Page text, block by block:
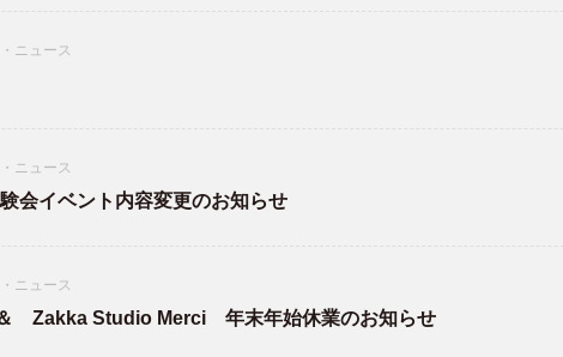
ニュース
ニュース
会イベント内容変更のお知らせ
ニュース
Zakka Studio Merci 年末年始休業のお知らせ